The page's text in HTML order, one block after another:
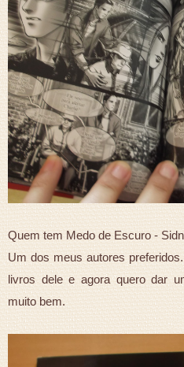
Quem tem Medo de Escuro -
Um dos meus autores
livros dele e agora quero dar
muito bem.